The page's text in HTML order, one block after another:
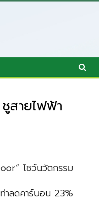
สายไฟฟ้า
โชว์นวัตกรรม
าลดคาร์บอน 23%